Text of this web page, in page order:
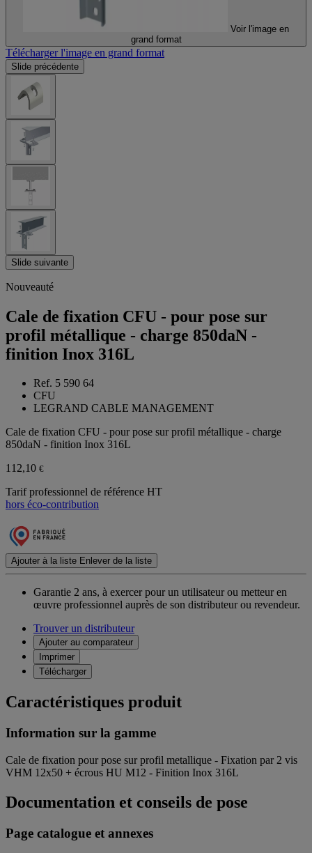
Voir l'image en
grand format
Télécharger l'image en grand format
Slide précédente
Slide suivante
Nouveauté
Cale de fixation CFU - pour pose sur
profil métallique - charge 850daN -
finition Inox 316L
Ref. 5 590 64
CFU
LEGRAND CABLE MANAGEMENT
Cale de fixation CFU - pour pose sur profil métallique - charge
850daN - finition Inox 316L
112,10 €
Tarif professionnel de référence HT
hors éco-contribution
Ajouter à la liste Enlever de la liste
Garantie 2 ans, à exercer pour un utilisateur ou metteur en
œuvre professionnel auprès de son distributeur ou revendeur.
Trouver un distributeur
Ajouter au comparateur
Imprimer
Télécharger
Caractéristiques produit
Information sur la gamme
Cale de fixation pour pose sur profil metallique - Fixation par 2 vis
VHM 12x50 + écrous HU M12 - Finition Inox 316L
Documentation et conseils de pose
Page catalogue et annexes